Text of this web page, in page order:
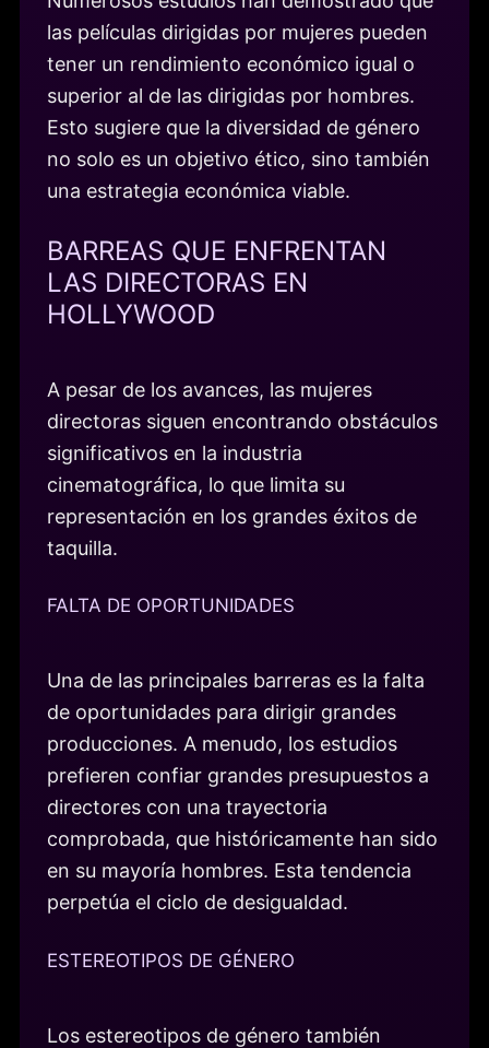
las películas dirigidas por mujeres pueden
tener un rendimiento económico igual o
superior al de las dirigidas por hombres.
Esto sugiere que la diversidad de género
no solo es un objetivo ético, sino también
una estrategia económica viable.
BARREAS QUE ENFRENTAN
LAS DIRECTORAS EN
HOLLYWOOD
A pesar de los avances, las mujeres
directoras siguen encontrando obstáculos
significativos en la industria
cinematográfica, lo que limita su
representación en los grandes éxitos de
taquilla.
FALTA DE OPORTUNIDADES
Una de las principales barreras es la falta
de oportunidades para dirigir grandes
producciones. A menudo, los estudios
prefieren confiar grandes presupuestos a
directores con una trayectoria
comprobada, que históricamente han sido
en su mayoría hombres. Esta tendencia
perpetúa el ciclo de desigualdad.
ESTEREOTIPOS DE GÉNERO
Los estereotipos de género también